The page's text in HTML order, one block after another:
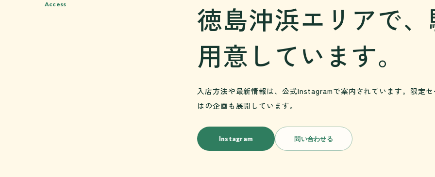
Access
徳島沖浜エリアで
用意しています。
入店方法や最新情報は、公式Instagramで案内されています。限定
はの企画も展開しています。
Instagram 問い合わせる